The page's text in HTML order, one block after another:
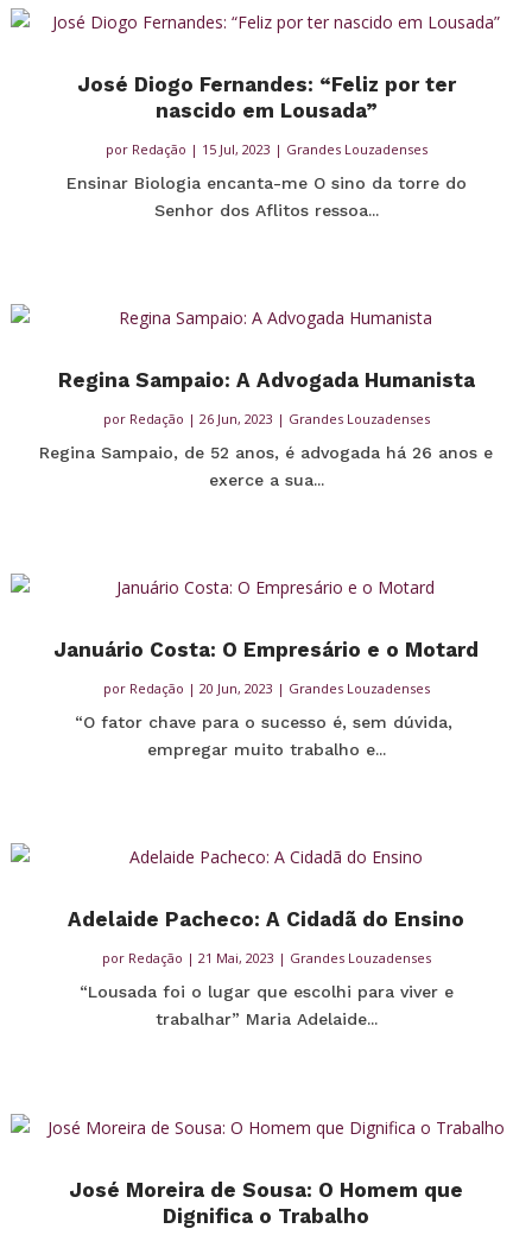
José Diogo Fernandes: “Feliz por ter
nascido em Lousada”
por Redação | 15 Jul, 2023 | Grandes Louzadenses
Ensinar Biologia encanta-me O sino da torre do
Senhor dos Aflitos ressoa...
Regina Sampaio: A Advogada Humanista
por Redação | 26 Jun, 2023 | Grandes Louzadenses
Regina Sampaio, de 52 anos, é advogada há 26 anos e
exerce a sua...
Januário Costa: O Empresário e o Motard
por Redação | 20 Jun, 2023 | Grandes Louzadenses
“O fator chave para o sucesso é, sem dúvida,
empregar muito trabalho e...
Adelaide Pacheco: A Cidadã do Ensino
por Redação | 21 Mai, 2023 | Grandes Louzadenses
“Lousada foi o lugar que escolhi para viver e
trabalhar” Maria Adelaide...
José Moreira de Sousa: O Homem que
Dignifica o Trabalho
Ok